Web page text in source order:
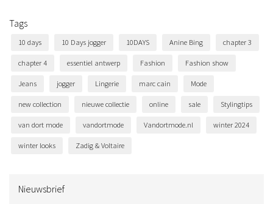
Tags
10 days 10 Days jogger 10DAYS Anine Bing chapter 3
chapter 4 essentiel antwerp Fashion Fashion show
Jeans jogger Lingerie marc cain Mode
new collection nieuwe collectie online sale Stylingtips
van dort mode vandortmode Vandortmode.nl winter 2024
winter looks Zadig & Voltaire
Nieuwsbrief